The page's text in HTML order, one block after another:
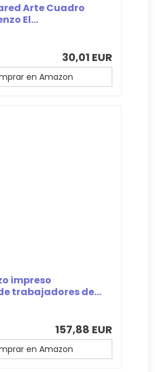
Arte Cuadro
El...
30,01 EUR
en Amazon
impreso
trabajadores de...
157,88 EUR
en Amazon